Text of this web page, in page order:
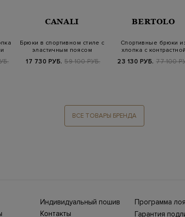
CANALI
Брюки в спортивном стиле с
эластичным поясом
17 730 РУБ. 59 100 РУБ.
BERTOLO
Спортивные брюки
хлопка с контрастной
23 130 РУБ. 77 100
ВСЕ ТОВАРЫ БРЕНДА
Индивидуальный пошив
Ежегодно в бутики
Stefano Ricci, Brioni,
Контакты
Программа
Гарантия